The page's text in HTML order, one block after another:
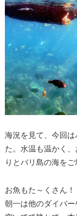
海況を見て、今回
た。水温も温かく
りとバリ島の海を
お魚もた～くさん！
朝一は他のダイバー